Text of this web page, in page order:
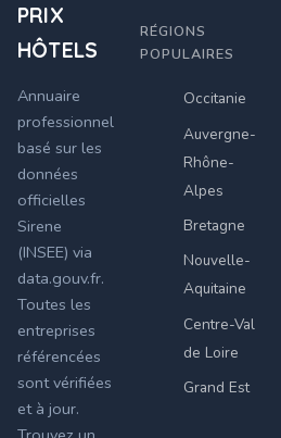
PRIX
HÔTELS
Annuaire
professionnel
basé sur les
données
officielles
Sirene
(INSEE) via
data.gouv.fr.
Toutes les
entreprises
référencées
sont vérifiées
et à jour.
RÉGIONS
POPULAIRES
Occitanie
Auvergne-
Rhône-
Alpes
Bretagne
Nouvelle-
Aquitaine
Centre-Val
de Loire
Grand Est